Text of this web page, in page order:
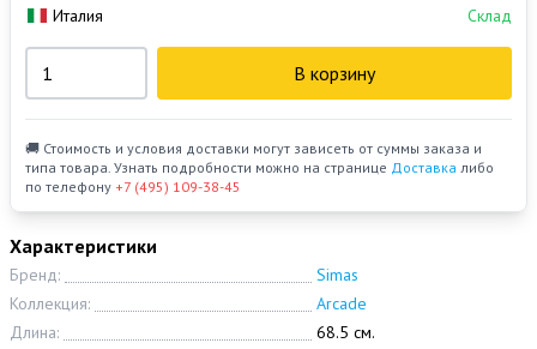
Характеристики
Бренд:
Simas
Коллекция:
Arcade
Длина:
68.5 см.
Италия Склад
В корзину
🚚 Стоимость и условия доставки могут зависеть от суммы заказа и
типа товара. Узнать подробности можно на странице Доставка либо
по телефону +7 (495) 109-38-45